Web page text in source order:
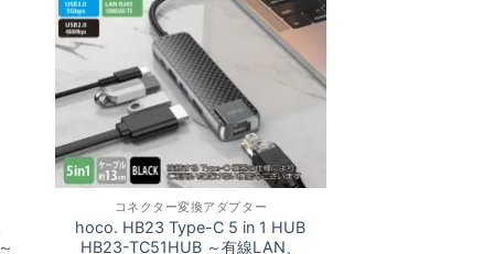
コネクター変換アダプター
hoco. HB23 Type-C 5 in 1 HUB
HB23-TC51HUB ～有線LAN、